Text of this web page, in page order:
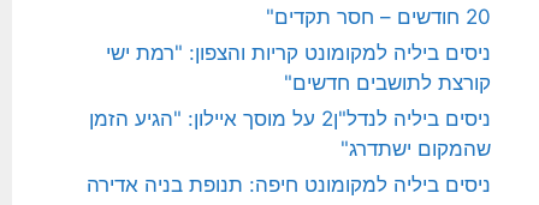
20 חודשים – חסר תקדים"
ניסים ביליה למקומונט קריות והצפון: "רמת ישי
קורצת לתושבים חדשים"
ניסים ביליה לנדל"ן2 על מוסך איילון: "הגיע הזמן
שהמקום ישתדרג"
ניסים ביליה למקומונט חיפה: תנופת בניה אדירה